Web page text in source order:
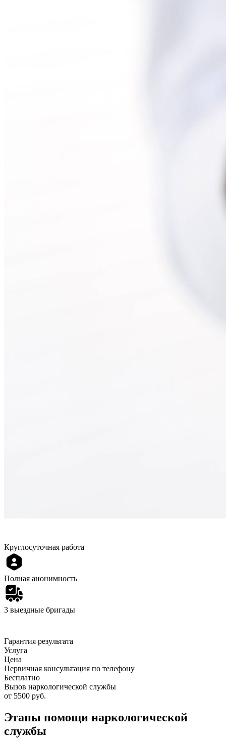
Круглосуточная работа
Полная анонимность
3 выездные бригады
Гарантия результата
Услуга
Цена
Первичная консультация по телефону
Бесплатно
Вызов наркологической службы
от 5500 руб.
Этапы помощи наркологической
службы